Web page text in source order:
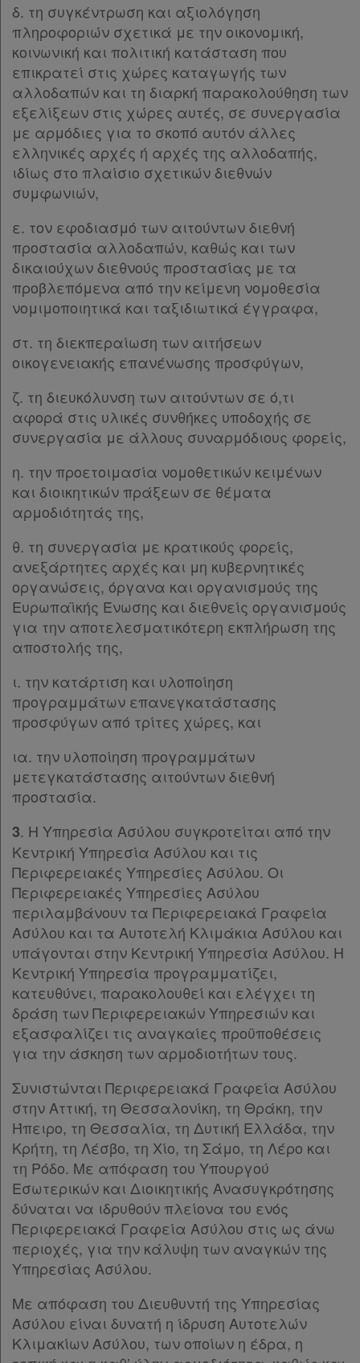
Χρήσιμα
Assistant
Νομολογία
Kodiko
Forum
Αναζήτηση
Κ.Α.Δ.
Διακρατικές
Συμφωνίες
Ελλάδας
Πληροφορίες
Εταιρεία
Επικοινωνία
Όροι
χρήσης
Πολιτική
απορρήτου
cookies
Απόκτηση
Συνδρομής
Ατομική
συνδρομή
Ομαδικά
πακέτα
Παροχές
σε
συνδρομητές
Ενεργοί
συνδρομητές
Τα
αγαπημένα
μου
σημειώσεις
μου
Παρ.4
Παρ.5
Άρθρο 9 [-]
Παρ.1
Παρ.2
Άρθρο 10 [-]
Παρ.1
Παρ.2
Παρ.3
Παρ.5Α
Άρθρο 11
[-]
Παρ.1
Παρ.2
Παρ.3
Παρ.4
Παρ.6
Παρ.7
Παρ.9
Παρ.10
Παρ.11
Παρ.12
Παρ.13
Παρ.14
Παρ.15
Παρ.16
Παρ.17
Παρ.18
Παρ.19
Άρθρο 12 [-]
Παρ.1
Παρ.3
Παρ.4
Παρ.5
Παρ.7
Παρ.8
Άρθρο 13
Παρ.1
Παρ.2
Παρ.3
Παρ.4
Παρ.5
Άρθρο 14 [-]
Παρ.1
Παρ.2
Παρ.3
Παρ.4
Παρ.5
Παρ.6
Παρ.7
Παρ.8
Παρ.9
Παρ.10
Παρ.11
Άρθρο 15 [-]
Παρ.1
Παρ.2
Άρθρο 16 [-]
Παρ.1
Παρ.2
Παρ.4
Παρ.5
Παρ.6
δ. τη συγκέντρωση και αξιολόγηση
πληροφοριών σχετικά με την οικονομική,
κοινωνική και πολιτική κατάσταση που
επικρατεί στις χώρες καταγωγής των
αλλοδαπών και τη διαρκή παρακολούθηση των
εξελίξεων στις χώρες αυτές, σε συνεργασία
με αρμόδιες για το σκοπό αυτόν άλλες
ελληνικές αρχές ή αρχές της αλλοδαπής,
ιδίως στο πλαίσιο σχετικών διεθνών
συμφωνιών,
ε. τον εφοδιασμό των αιτούντων διεθνή
προστασία αλλοδαπών, καθώς και των
δικαιούχων διεθνούς προστασίας με τα
προβλεπόμενα από την κείμενη νομοθεσία
νομιμοποιητικά και ταξιδιωτικά έγγραφα,
στ. τη διεκπεραίωση των αιτήσεων
οικογενειακής επανένωσης προσφύγων,
ζ. τη διευκόλυνση των αιτούντων σε ό,τι
αφορά στις υλικές συνθήκες υποδοχής σε
συνεργασία με άλλους συναρμόδιους φορείς,
η. την προετοιμασία νομοθετικών κειμένων
και διοικητικών πράξεων σε θέματα
αρμοδιότητάς της,
θ. τη συνεργασία με κρατικούς φορείς,
ανεξάρτητες αρχές και μη κυβερνητικές
οργανώσεις, όργανα και οργανισμούς της
Ευρωπαϊκής Ένωσης και διεθνείς οργανισμούς
για την αποτελεσματικότερη εκπλήρωση της
αποστολής της,
ι. την κατάρτιση και υλοποίηση
προγραμμάτων επανεγκατάστασης
προσφύγων από τρίτες χώρες, και
ια. την υλοποίηση προγραμμάτων
μετεγκατάστασης αιτούντων διεθνή
προστασία.
3. Η Υπηρεσία Ασύλου συγκροτείται από την
Κεντρική Υπηρεσία Ασύλου και τις
Περιφερειακές Υπηρεσίες Ασύλου. Οι
Περιφερειακές Υπηρεσίες Ασύλου
περιλαμβάνουν τα Περιφερειακά Γραφεία
Ασύλου και τα Αυτοτελή Κλιμάκια Ασύλου και
υπάγονται στην Κεντρική Υπηρεσία Ασύλου. Η
Κεντρική Υπηρεσία προγραμματίζει,
κατευθύνει, παρακολουθεί και ελέγχει τη
δράση των Περιφερειακών Υπηρεσιών και
εξασφαλίζει τις αναγκαίες προϋποθέσεις
για την άσκηση των αρμοδιοτήτων τους.
Συνιστώνται Περιφερειακά Γραφεία Ασύλου
στην Αττική, τη Θεσσαλονίκη, τη Θράκη, την
Ήπειρο, τη Θεσσαλία, τη Δυτική Ελλάδα, την
Κρήτη, τη Λέσβο, τη Χίο, τη Σάμο, τη Λέρο και
τη Ρόδο. Με απόφαση του Υπουργού
Εσωτερικών και Διοικητικής Ανασυγκρότησης
δύναται να ιδρυθούν πλείονα του ενός
Περιφερειακά Γραφεία Ασύλου στις ως άνω
περιοχές, για την κάλυψη των αναγκών της
Υπηρεσίας Ασύλου.
Με απόφαση του Διευθυντή της Υπηρεσίας
Ασύλου είναι δυνατή η ίδρυση Αυτοτελών
Κλιμακίων Ασύλου, των οποίων η έδρα, η